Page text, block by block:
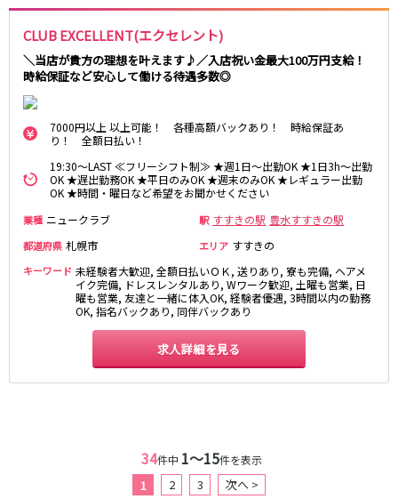
CLUB EXCELLENT(エクセレント)
＼当店が貴方の理想を叶えます♪／入店祝い金最大100万円支給！
時給保証など安心して働ける待遇多数◎
7000円以上 以上可能！ 各種高額バックあり！ 時給保証あ
り！ 全額日払い！
19:30～LAST ≪フリーシフト制≫ ★週1日～出勤OK ★1日3h～出勤
OK ★遅出勤務OK ★平日のみOK ★週末のみOK ★レギュラー出勤
OK ★時間・曜日など希望をお聞かせください
業種 ニュークラブ 駅 すすきの駅 豊水すすきの駅
都道府県 札幌市 エリア すすきの
キーワード 未経験者大歓迎, 全額日払いＯＫ, 送りあり, 寮も完備, ヘアメ
イク完備, ドレスレンタルあり, Wワーク歓迎, 土曜も営業, 日
曜も営業, 友達と一緒に体入OK, 経験者優遇, 3時間以内の勤務
OK, 指名バックあり, 同伴バックあり
求人詳細を見る
34件中 1〜15件を表示
1 2 3 次へ >